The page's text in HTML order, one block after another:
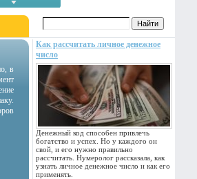
Как рассчитать личное денежное
число
Денежный код способен привлечь
богатство и успех. Но у каждого он
свой, и его нужно правильно
рассчитать. Нумеролог рассказала, как
узнать личное денежное число и как его
применять.
в